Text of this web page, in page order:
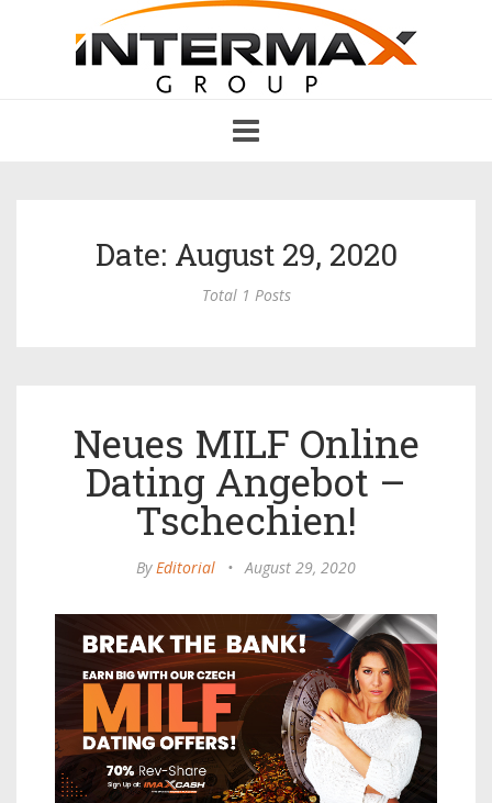
navigation
Date: August 29, 2020
Total 1 Posts
Neues MILF Online
Dating Angebot –
Tschechien!
ByEditorial • August 29, 2020